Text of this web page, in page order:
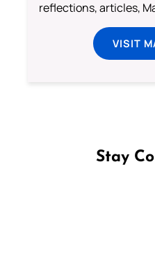
reflections, articles,
VISIT
Stay